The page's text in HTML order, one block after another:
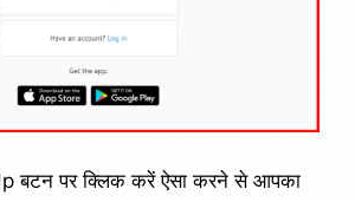
बटन पर क्लिक करें ऐसा करने से आपका